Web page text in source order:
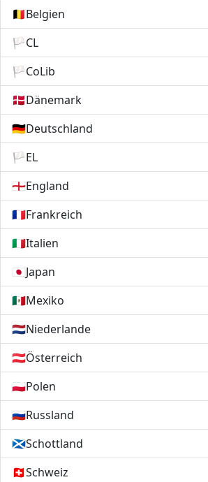
🇧🇪Belgien
🏳️CL
🏳️CoLib
🇩🇰Dänemark
🇩🇪Deutschland
🏳️EL
🏴󠁧󠁢󠁥󠁮󠁧󠁿England
🇫🇷Frankreich
🇮🇹Italien
🇯🇵Japan
🇲🇽Mexiko
🇳🇱Niederlande
🇦🇹Österreich
🇵🇱Polen
🇷🇺Russland
🏴󠁧󠁢󠁳󠁣󠁴󠁿Schottland
🇨🇭Schweiz